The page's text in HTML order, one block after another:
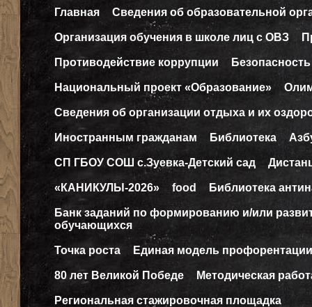
Главная Сведения об образовательной
Организация обучения в школе лиц с ОВЗ
Противодействие коррупции Безопасность
Национальный проект «Образование»
Сведения об организации отдыха и их
Иностранным гражданам Библиотека
СП ГБОУ СОШ с.Зуевка-Детский сад
«КАНИКУЛЫ-2026» food Библиотека
Банк заданий по формированию и/или
обучающихся
Точка роста Единая модель профорентации
80 лет Великой Победе Методическая
Региональная стажировочная площадка